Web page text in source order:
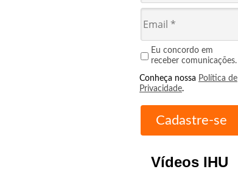
Eu concordo em
receber comunicações.
Conheça nossa Política de
Privacidade.
Vídeos IHU